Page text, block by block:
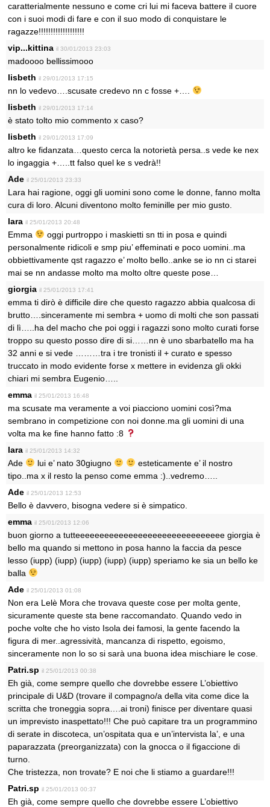
caratterialmente nessuno e come cri lui mi faceva battere il cuore
con i suoi modi di fare e con il suo modo di conquistare le
ragazze!!!!!!!!!!!!!!!!!!!
vip...kittina il 30/01/2013 23:03
madoooo bellissimooo
lisbeth il 29/01/2013 17:15
nn lo vedevo….scusate credevo nn c fosse +….
lisbeth il 29/01/2013 17:14
è stato tolto mio commento x caso?
lisbeth il 29/01/2013 17:09
altro ke fidanzata…questo cerca la notorietà persa..s vede ke nex
lo ingaggia +…..tt falso quel ke s vedrà!!
Ade il 25/01/2013 23:33
Lara hai ragione, oggi gli uomini sono come le donne, fanno molta
cura di loro. Alcuni diventono molto feminille per mio gusto.
lara il 25/01/2013 20:48
Emma
oggi purtroppo i maskietti sn tti in posa e quindi
personalmente ridicoli e smp piu’ effeminati e poco uomini..ma
obbiettivamente qst ragazzo e’ molto bello..anke se io nn ci starei
mai se nn andasse molto ma molto oltre queste pose…
giorgia il 25/01/2013 17:41
emma ti dirò è difficile dire che questo ragazzo abbia qualcosa di
brutto….sinceramente mi sembra + uomo di molti che son passati
di lì…..ha del macho che poi oggi i ragazzi sono molto curati forse
troppo su questo posso dire di si……nn è uno sbarbatello ma ha
32 anni e si vede ………tra i tre tronisti il + curato e spesso
truccato in modo evidente forse x mettere in evidenza gli okki
chiari mi sembra Eugenio…..
emma il 25/01/2013 16:48
ma scusate ma veramente a voi piacciono uomini così?ma
sembrano in competizione con noi donne.ma gli uomini di una
volta ma ke fine hanno fatto :8
lara il 25/01/2013 14:32
Ade lui e’ nato 30giugno
esteticamente e’ il nostro
tipo..ma x il resto la penso come emma :)..vedremo…..
Ade il 25/01/2013 12:53
Bello è davvero, bisogna vedere si è simpatico.
emma il 25/01/2013 12:06
buon giorno a tutteeeeeeeeeeeeeeeeeeeeeeeeeeeeeee giorgia è
bello ma quando si mettono in posa hanno la faccia da pesce
lesso (iupp) (iupp) (iupp) (iupp) (iupp) speriamo ke sia un bello ke
balla
Ade il 25/01/2013 01:08
Non era Lelè Mora che trovava queste cose per molta gente,
sicuramente queste sta bene raccomandato. Quando vedo in
poche volte che ho visto Isola dei famosi, la gente facendo la
figura di mer..agressività, mancanza di rispetto, egoismo,
sinceramente non lo so si sarà una buona idea mischiare le cose.
Patri.sp il 25/01/2013 00:38
Eh già, come sempre quello che dovrebbe essere L’obiettivo
principale di U&D (trovare il compagno/a della vita come dice la
scritta che troneggia sopra….ai troni) finisce per diventare quasi
un imprevisto inaspettato!!! Che può capitare tra un programmino
di serate in discoteca, un’ospitata qua e un’intervista la’, e una
paparazzata (preorganizzata) con la gnocca o il figaccione di
turno.
Che tristezza, non trovate? E noi che li stiamo a guardare!!!
Patri.sp il 25/01/2013 00:37
Eh già, come sempre quello che dovrebbe essere L’obiettivo